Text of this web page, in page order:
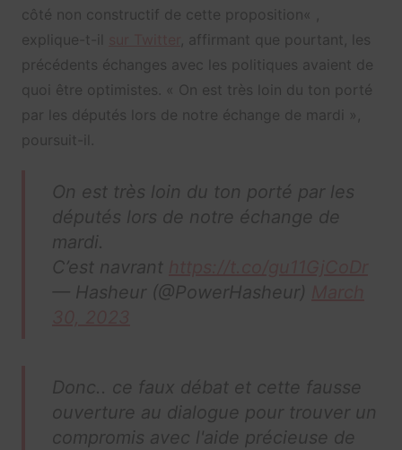
côté non constructif de cette proposition« ,
explique-t-il
, affirmant que pourtant, les
précédents échanges avec les politiques avaient de
quoi être optimistes. « On est très loin du ton porté
par les députés lors de notre échange de mardi »,
poursuit-il.
On est très loin du ton porté par les
députés lors de notre échange de
mardi.
C’est navrant
— Hasheur (@PowerHasheur)
Donc.. ce faux débat et cette fausse
ouverture au dialogue pour trouver un
compromis avec l'aide précieuse de